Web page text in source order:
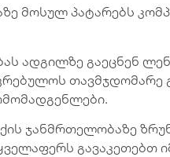
მოსულ პატარებს
ადგილზე გაეცნენ
ჯანმრთელობაზე
გავაკეთებთ